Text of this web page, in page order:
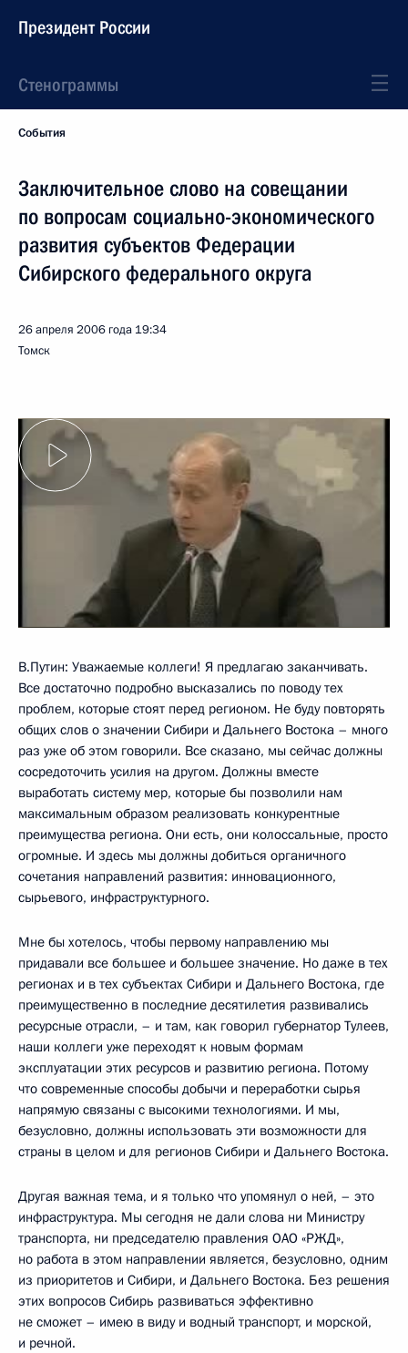
Президент России
Стенограммы
События
Заключительное слово на совещании
по вопросам социально-экономического
развития субъектов Федерации
Сибирского федерального округа
26 апреля 2006 года 19:34
Томск
В.Путин: Уважаемые коллеги! Я предлагаю заканчивать.
Все достаточно подробно высказались по поводу тех
проблем, которые стоят перед регионом. Не буду повторять
общих слов о значении Сибири и Дальнего Востока – много
раз уже об этом говорили. Все сказано, мы сейчас должны
сосредоточить усилия на другом. Должны вместе
выработать систему мер, которые бы позволили нам
максимальным образом реализовать конкурентные
преимущества региона. Они есть, они колоссальные, просто
огромные. И здесь мы должны добиться органичного
сочетания направлений развития: инновационного,
сырьевого, инфраструктурного.
Мне бы хотелось, чтобы первому направлению мы
придавали все большее и большее значение. Но даже в тех
регионах и в тех субъектах Сибири и Дальнего Востока, где
преимущественно в последние десятилетия развивались
ресурсные отрасли, – и там, как говорил губернатор Тулеев,
наши коллеги уже переходят к новым формам
эксплуатации этих ресурсов и развитию региона. Потому
что современные способы добычи и переработки сырья
напрямую связаны с высокими технологиями. И мы,
безусловно, должны использовать эти возможности для
страны в целом и для регионов Сибири и Дальнего Востока.
Другая важная тема, и я только что упомянул о ней, – это
инфраструктура. Мы сегодня не дали слова ни Министру
транспорта, ни председателю правления ОАО «РЖД»,
но работа в этом направлении является, безусловно, одним
из приоритетов и Сибири, и Дальнего Востока. Без решения
этих вопросов Сибирь развиваться эффективно
не сможет – имею в виду и водный транспорт, и морской,
и речной.